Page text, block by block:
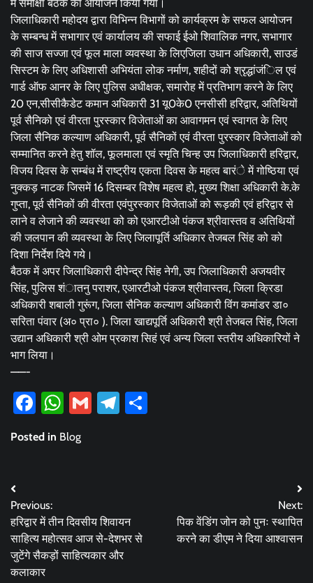
में समीक्षा बैठक का आयोजन किया गया।
जिलाधिकारी महोदय द्वारा विभिन्न विभागों को कार्यक्रम के सफल आयोजन
के सम्बन्ध में सभागार एवं कार्यालय की सफाई ईओ शिवालिक नगर, सभागार
की साज सज्जा एवं फूल माला व्यवस्था के लिएजिला उधान अधिकारी, साउडं
सिस्टम के लिए अधिशासी अभियंता लोक नर्माण, शहीदों को श्रृद्धांजंिल एवं
गार्ड ऑफ आनर के लिए पुलिस अधीक्षक, समारोह में प्रतिभाग करने के लिए
20 एन,सीसीकैडेट कमान अधिकारी 31 यू0के0 एनसीसी हरिद्वार, अतिथियों
पूर्व सैनिको एवं वीरता पुरस्कार विजेताओं का आवागमन एवं स्वागत के लिए
जिला सैनिक कल्याण अधिकारी, पूर्व सैनिकों एवं वीरता पुरस्कार विजेताओं को
सम्मानित करने हेतु शॉल, फूलमाला एवं स्मृति चिन्ह उप जिलाधिकारी हरिद्वार,
विजय दिवस के सम्बंध में राष्ट्रीय एकता दिवस के महत्व बारंे में गोष्ठिया एवं
नुक्कड़ नाटक जिसमें 16 दिसम्बर विशेष महत्व हो, मुख्य शिक्षा अधिकारी के.के
गुप्ता, पूर्व सैनिकों की वीरता एवंपुरस्कार विजेताओं को रूड़की एवं हरिद्वार से
लाने व लेजाने की व्यवस्था को को एआरटीओ पंकज श्रीवास्तव व अतिथियों
की जलपान की व्यवस्था के लिए जिलापूर्ति अधिकार तेजबल सिंह को को
दिशा निर्देश दिये गये।
बैठक में अपर जिलाधिकारी दीपेन्द्र सिंह नेगी, उप जिलाधिकारी अजयवीर
सिंह, पुलिस शंातनु पराशर, एआरटीओ पंकज श्रीवास्तव, जिला क्रिडा
अधिकारी शबाली गुरूंग, जिला सैनिक कल्याण अधिकारी विंग कमांडर डा०
सरिता पंवार (अ० प्रा० ). जिला खाद्यपूर्ति अधिकारी श्री तेजबल सिंह, जिला
उद्यान अधिकारी श्री ओम प्रकाश सिहं एवं अन्य जिला स्तरीय अधिकारियों ने
भाग लिया।
——-
Facebook
WhatsApp
GmailTelegram
Posted in Blog
Post
navigation
Previous:
हरिद्वार में तीन दिवसीय शिवायन
साहित्य महोत्सव आज से-देशभर से
जुटेंगे सैकड़ों साहित्यकार और
कलाकार
Next:
पिक वेंडिंग जोन को पुनः स्थापित
करने का डीएम ने दिया आश्वासन